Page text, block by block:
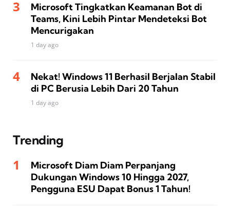
Microsoft Tingkatkan Keamanan Bot di
Teams, Kini Lebih Pintar Mendeteksi Bot
Mencurigakan
1 day ago
Nekat! Windows 11 Berhasil Berjalan Stabil
di PC Berusia Lebih Dari 20 Tahun
1 day ago
Trending
Microsoft Diam Diam Perpanjang
Dukungan Windows 10 Hingga 2027,
Pengguna ESU Dapat Bonus 1 Tahun!